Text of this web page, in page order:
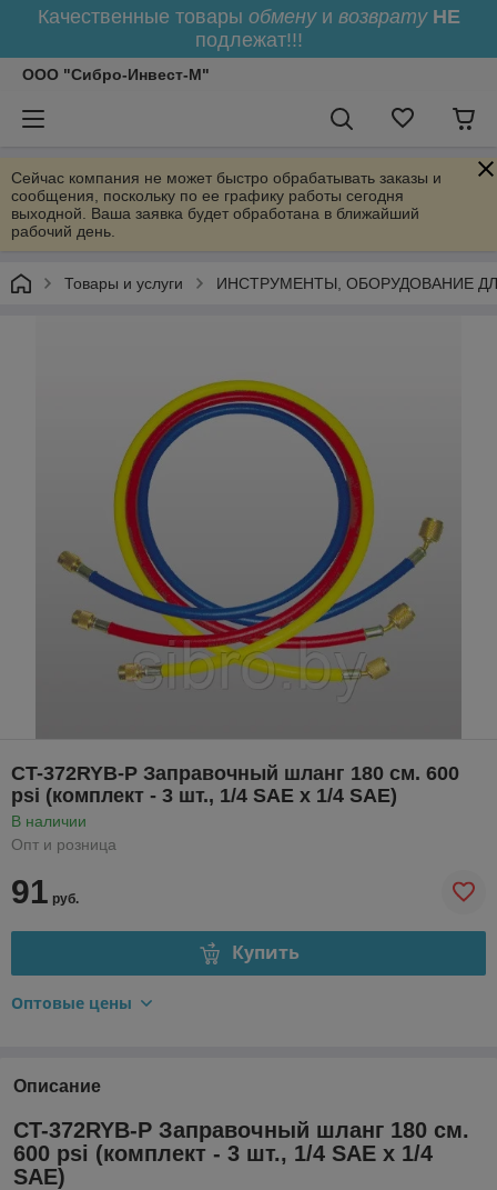
Качественные товары обменуи возврату НЕ
подлежат!!!
ООО "Сибро-Инвест-М"
Сейчас компания не может быстро обрабатывать заказы и
сообщения, поскольку по ее графику работы сегодня
выходной. Ваша заявка будет обработана в ближайший
рабочий день.
Товары и услуги ИНСТРУМЕНТЫ, ОБОРУДОВАНИЕ
CT-372RYB-P Заправочный шланг 180 см. 600
psi (комплект - 3 шт., 1/4 SAE х 1/4 SAE)
В наличии
Опт и розница
91 руб.
Купить
Оптовые цены
Описание
CT-372RYB-P Заправочный шланг 180 см.
600 psi (комплект - 3 шт., 1/4 SAE х 1/4
SAE)